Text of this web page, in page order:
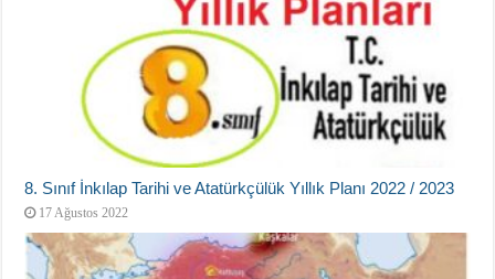
8. Sınıf İnkılap Tarihi ve Atatürkçülük Yıllık Planı 2022 / 2023
17 Ağustos 2022